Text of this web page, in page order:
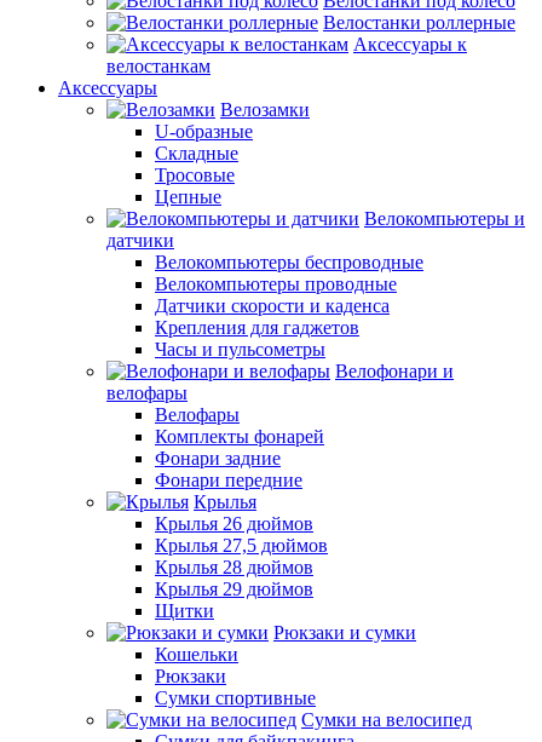
Велостанки роллерные
Аксессуары к
велостанкам
Аксессуары
Велозамки
U-образные
Складные
Тросовые
Цепные
Велокомпьютеры и
датчики
Велокомпьютеры беспроводные
Велокомпьютеры проводные
Датчики скорости и каденса
Крепления для гаджетов
Часы и пульсометры
Велофонари и
велофары
Велофары
Комплекты фонарей
Фонари задние
Фонари передние
Крылья
Крылья 26 дюймов
Крылья 27,5 дюймов
Крылья 28 дюймов
Крылья 29 дюймов
Щитки
Рюкзаки и сумки
Кошельки
Рюкзаки
Сумки спортивные
Сумки на велосипед